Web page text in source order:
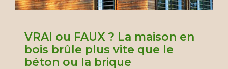
VRAI ou FAUX ? La maison en
bois brûle plus vite que le
béton ou la brique